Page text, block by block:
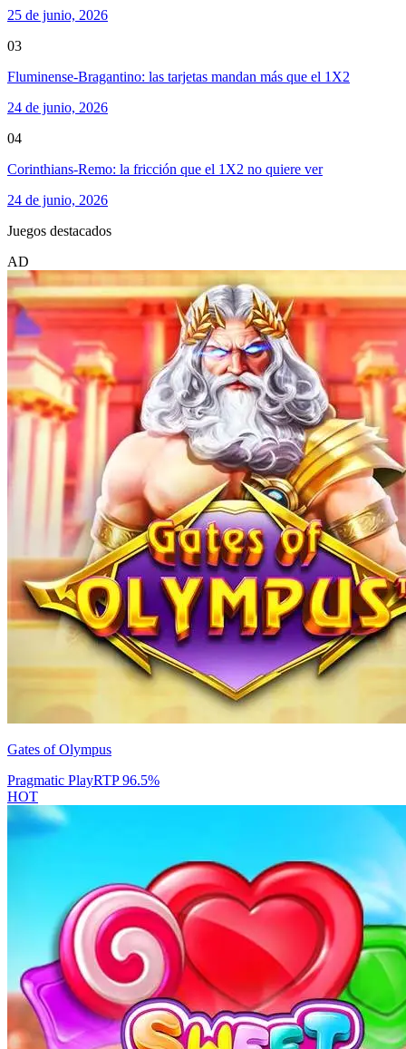
25 de junio, 2026
03
Fluminense-Bragantino: las tarjetas mandan más que el 1X2
24 de junio, 2026
04
Corinthians-Remo: la fricción que el 1X2 no quiere ver
24 de junio, 2026
Juegos destacados
AD
Gates of Olympus
Pragmatic PlayRTP96.5%
HOT